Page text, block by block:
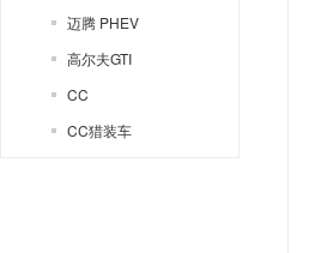
迈腾 PHEV
高尔夫GTI
CC
CC猎装车